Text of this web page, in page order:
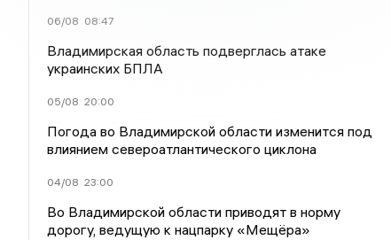
06/08 08:47
Владимирская область подверглась атаке
украинских БПЛА
05/08 20:00
Погода во Владимирской области изменится под
влиянием североатлантического циклона
04/08 23:00
Во Владимирской области приводят в норму
дорогу, ведущую к нацпарку «Мещёра»